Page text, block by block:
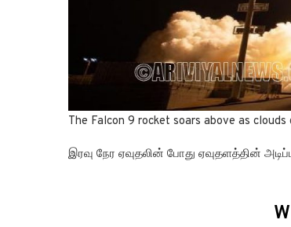
The Falcon 9 rocket soars above as
இரவு நேர ஏவுதலின் போது ஏவுதளத்தின்